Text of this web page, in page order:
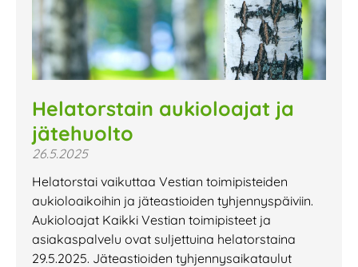
Helatorstain aukioloajat ja
jätehuolto
26.5.2025
Helatorstai vaikuttaa Vestian toimipisteiden
aukioloaikoihin ja jäteastioiden tyhjennyspäiviin.
Aukioloajat Kaikki Vestian toimipisteet ja
asiakaspalvelu ovat suljettuina helatorstaina
29.5.2025. Jäteastioiden tyhjennysaikataulut